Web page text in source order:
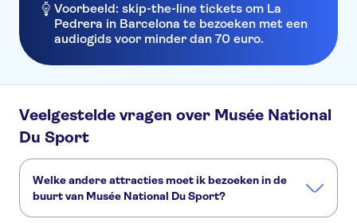
Voorbeeld: skip-the-line tickets om La
Pedrera in Barcelona te bezoeken met een
audiogids voor minder dan 70 euro.
Veelgestelde vragen over Musée National
Du Sport
Welke andere attracties moet ik bezoeken in de
buurt van Musée National Du Sport?